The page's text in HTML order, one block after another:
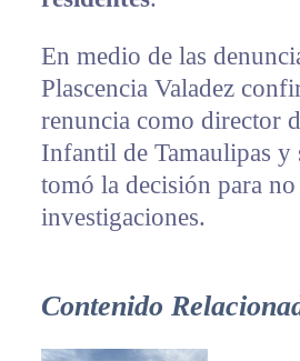
En medio de las
Plascencia Valadez
renuncia como director
Infantil de Tamaulipas y
tomó la decisión para no
investigaciones.
Contenido